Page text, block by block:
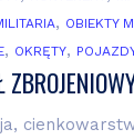
, OBIEKTY
, OKRĘTY,